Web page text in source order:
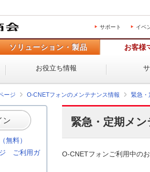
サポート イベ
ソリューション・製品 お客様
お役立ち情報
ージ O-CNETフォンのメンテナンス情報 緊急・
緊急・定期メ
O-CNETフォンご利用中の
ン
無料）
ジ ご利用ガ